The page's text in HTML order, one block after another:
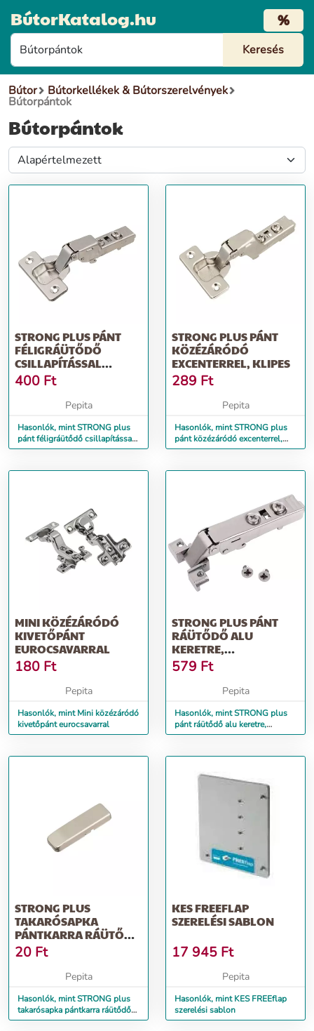
BútorKatalog.hu %
Bútor Bútorkellékek & Bútorszerelvények
Bútorpántok
Bútorpántok
STRONG PLUS PÁNT
FÉLIGRÁÜTŐDŐ
CSILLAPÍTÁSSAL
EXCENTERREL, KLIPES
400 Ft
Pepita
Hasonlók, mint STRONG plus
pánt féligráütődő csillapítással
excenterrel, klipes
STRONG PLUS PÁNT
KÖZÉZÁRÓDÓ
EXCENTERREL, KLIPES
289 Ft
Pepita
Hasonlók, mint STRONG plus
pánt közézáródó excenterrel,
klipes
MINI KÖZÉZÁRÓDÓ
KIVETŐPÁNT
EUROCSAVARRAL
180 Ft
Pepita
Hasonlók, mint Mini közézáródó
kivetőpánt eurocsavarral
STRONG PLUS PÁNT
RÁÜTŐDŐ ALU
KERETRE,
CSILLAPÍTÁSSAL,
KLIPES
579 Ft
Pepita
Hasonlók, mint STRONG plus
pánt ráütődő alu keretre,
csillapítással, klipes
STRONG PLUS
TAKARÓSAPKA
PÁNTKARRA RÁÜTŐDŐ
PÁNT
20 Ft
Pepita
Hasonlók, mint STRONG plus
takarósapka pántkarra ráütődő
pánt
KES FREEFLAP
SZERELÉSI SABLON
17 945 Ft
Pepita
Hasonlók, mint KES FREEflap
szerelési sablon